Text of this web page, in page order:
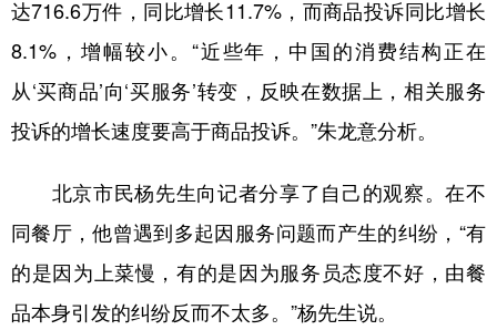
达716.6万件，同比增长11.7%，而商品投诉同比增长
8.1%，增幅较小。“近些年，中国的消费结构正在
从‘买商品’向‘买服务’转变，反映在数据上，相关服务
投诉的增长速度要高于商品投诉。”朱龙意分析。
北京市民杨先生向记者分享了自己的观察。在不
同餐厅，他曾遇到多起因服务问题而产生的纠纷，“有
的是因为上菜慢，有的是因为服务员态度不好，由餐
品本身引发的纠纷反而不太多。”杨先生说。